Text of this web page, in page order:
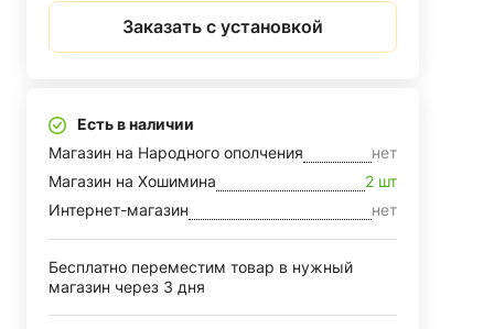
Заказать с установкой
Есть в наличии
Магазин на Народного ополчения
нет
Магазин на Хошимина
2 шт
Интернет-магазин
нет
Бесплатно переместим товар в нужный
магазин через 3 дня